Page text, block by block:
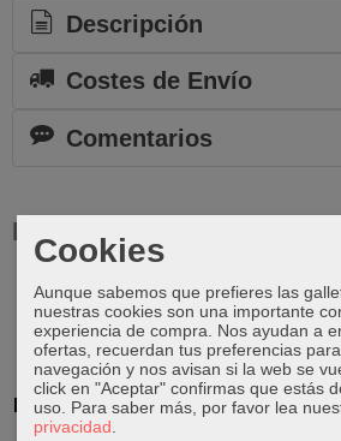
Descripción
Costes de Envío
Comentarios
Productos Relacionados
Mano vertical
de madera
Expositor de
Cookies
Aunque sabemos que prefieres las
nuestras cookies son una importante
experiencia de compra. Nos ayudan a
ofertas, recuerdan tus preferencias
navegación y nos avisan si la web se
click en "Aceptar" confirmas que estás
uso. Para saber más, por favor lea
privacidad